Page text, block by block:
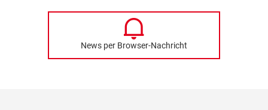
News per Browser-Nachricht